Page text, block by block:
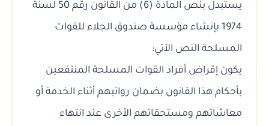
يستبدل بنص المادة (6) من القانون رقم 50 لسنة
1974 بإنشاء مؤسسة صندوق الجلاء للقوات
المسلحة النص الآتي:
يكون إقراض أفراد القوات المسلحة المنتفعين
بأحكام هذا القانون بضمان رواتبهم أثناء الخدمة أو
معاشاتهم ومستحقاتهم الأخرى عند انتهاء